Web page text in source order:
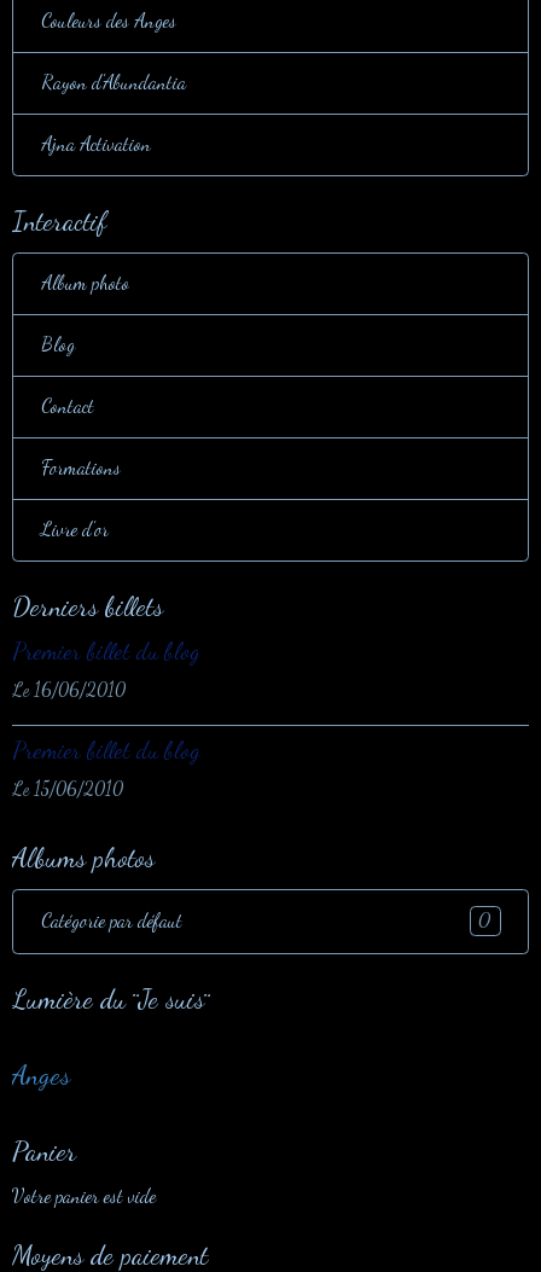
Couleurs des Anges
Rayon d'Abundantia
Ajna Activation
Interactif
Album photo
Blog
Contact
Formations
Livre d'or
Derniers billets
Premier billet du blog
Le 16/06/2010
Premier billet du blog
Le 15/06/2010
Albums photos
Catégorie par défaut 0
Lumière du ¨Je suis¨
Anges
Panier
Votre panier est vide
Moyens de paiement